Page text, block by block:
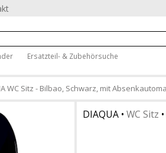
Ersatzteil- & Zubehörsuche
WC Sitz - Bilbao, Schwarz, mit
DIAQUA• WC Sitz •